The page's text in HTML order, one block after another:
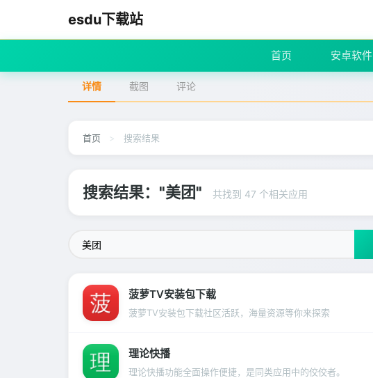
esdu下载站
首页 安卓软件
详情 截图 评论
首页 > 搜索结果
搜索结果："美团" 共找到 47 个相关应用
菠萝TV安装包下载
菠萝TV安装包下载社区活跃，海量资源等你来探索
理论快播
理论快播功能全面操作便捷，是同类应用中的佼佼者。